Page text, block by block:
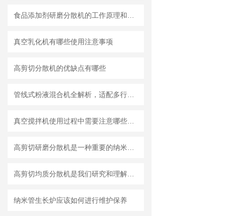
真空乳化机有哪些使用注意事项
高剪切分散机的优缺点有哪些
纳米管生长炉应该如何进行维护保养